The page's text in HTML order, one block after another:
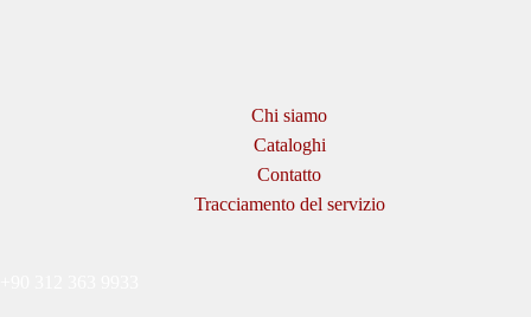
Chi siamo
Cataloghi
Contatto
Tracciamento del servizio